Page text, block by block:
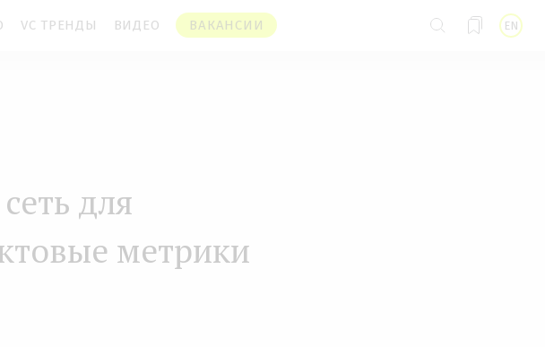
EN
VC ТРЕНДЫ ВИДЕО ВАКАНСИИ
для
метрики